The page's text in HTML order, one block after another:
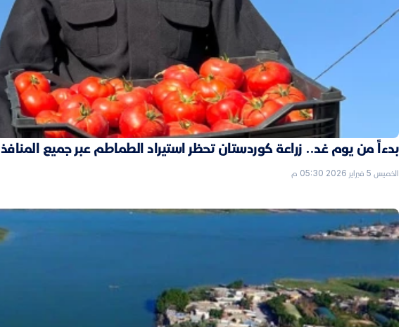
بدءاً من يوم غد.. زراعة كوردستان تحظر استيراد الطماطم عبر جميع المنافذ
الخميس 5 فبراير 2026 05:30 م